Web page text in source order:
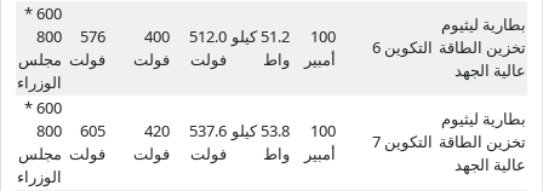
بطارية ليثيوم
تخزين الطاقة
عالية الجهد
التكوين 6
100
أمبير
51.2 كيلو
واط
512.0
فولت
400
فولت
576
فولت
600 *
800
مجلس
الوزراء
بطارية ليثيوم
تخزين الطاقة
عالية الجهد
التكوين 7
100
أمبير
53.8 كيلو
واط
537.6
فولت
420
فولت
605
فولت
600 *
800
مجلس
الوزراء